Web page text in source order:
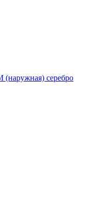
(наружная) серебро